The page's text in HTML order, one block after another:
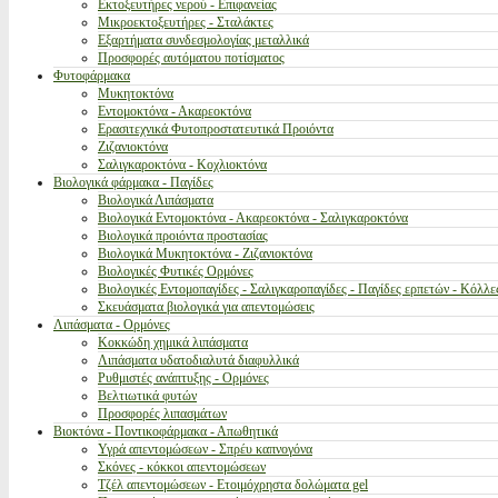
Εκτοξευτήρες νερού - Επιφανείας
Μικροεκτοξευτήρες - Σταλάκτες
Εξαρτήματα συνδεσμολογίας μεταλλικά
Προσφορές αυτόματου ποτίσματος
Φυτοφάρμακα
Μυκητοκτόνα
Εντομοκτόνα - Ακαρεοκτόνα
Ερασιτεχνικά Φυτοπροστατευτικά Προιόντα
Ζιζανιοκτόνα
Σαλιγκαροκτόνα - Κοχλιοκτόνα
Βιολογικά φάρμακα - Παγίδες
Βιολογικά Λιπάσματα
Βιολογικά Εντομοκτόνα - Ακαρεοκτόνα - Σαλιγκαροκτόνα
Βιολογικά προιόντα προστασίας
Βιολογικά Μυκητοκτόνα - Ζιζανιοκτόνα
Βιολογικές Φυτικές Ορμόνες
Βιολογικές Εντομοπαγίδες - Σαλιγκαροπαγίδες - Παγίδες ερπετών -
Σκευάσματα βιολογικά για απεντομώσεις
Λιπάσματα - Ορμόνες
Κοκκώδη χημικά λιπάσματα
Λιπάσματα υδατοδιαλυτά διαφυλλικά
Ρυθμιστές ανάπτυξης - Ορμόνες
Βελτιωτικά φυτών
Προσφορές λιπασμάτων
Βιοκτόνα - Ποντικοφάρμακα - Απωθητικά
Υγρά απεντομώσεων - Σπρέυ καπνογόνα
Σκόνες - κόκκοι απεντομώσεων
Τζέλ απεντομώσεων - Ετοιμόχρηστα δολώματα gel